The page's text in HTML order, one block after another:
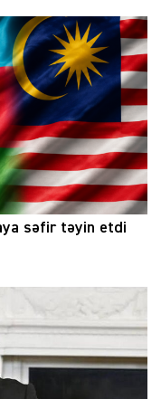
səfir təyin etdi